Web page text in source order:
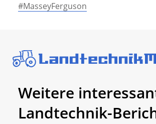
#MasseyFerguson
Weitere
Landtechnik-